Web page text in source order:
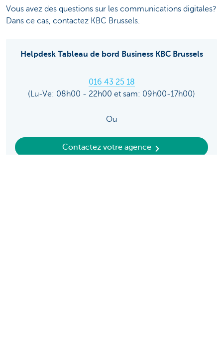
Vous avez des questions sur les communications digitales?
Dans ce cas, contactez KBC Brussels.
Helpdesk Tableau de bord Business KBC Brussels
016 43 25 18
(Lu-Ve: 08h00 - 22h00 et sam: 09h00-17h00)
Ou
Contactez votre agence